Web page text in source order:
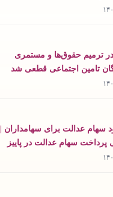
ترمیم حقوق‌ها و مستمری
تامین اجتماعی قطعی شد
سهام عدالت برای سهامداران |
پرداخت سهام عدالت در پاییز